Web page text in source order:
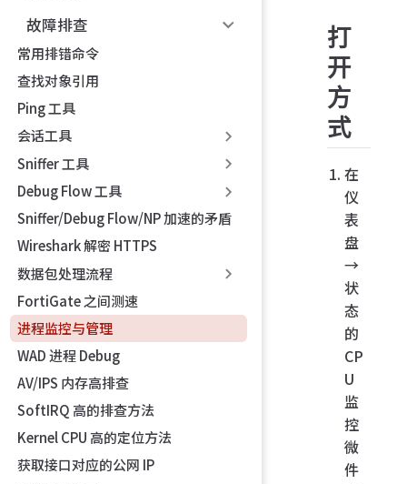
故障排查
常用排错命令
查找对象引用
Ping 工具
会话工具
Sniffer 工具
Debug Flow 工具
Sniffer/Debug Flow/NP 加速的矛盾
Wireshark 解密 HTTPS
数据包处理流程
FortiGate 之间测速
进程监控与管理
WAD 进程 Debug
AV/IPS 内存高排查
SoftIRQ 高的排查方法
Kernel CPU 高的定位方法
获取接口对应的公网 IP
打
开
方
式
在
仪
表
盘
→
状
态
的
CP
U
监
控
微
件